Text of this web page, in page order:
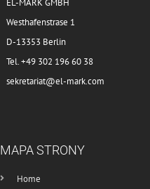
EL-MARK GMBH
Westhafenstrase 1
D-13353 Berlin
Tel. +49 302 196 60 38
sekretariat@el-mark.com
MAPA STRONY
Home